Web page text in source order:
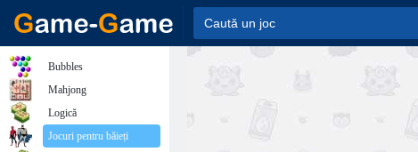
Bubbles
Mahjong
Logică
Jocuri pentru băieți